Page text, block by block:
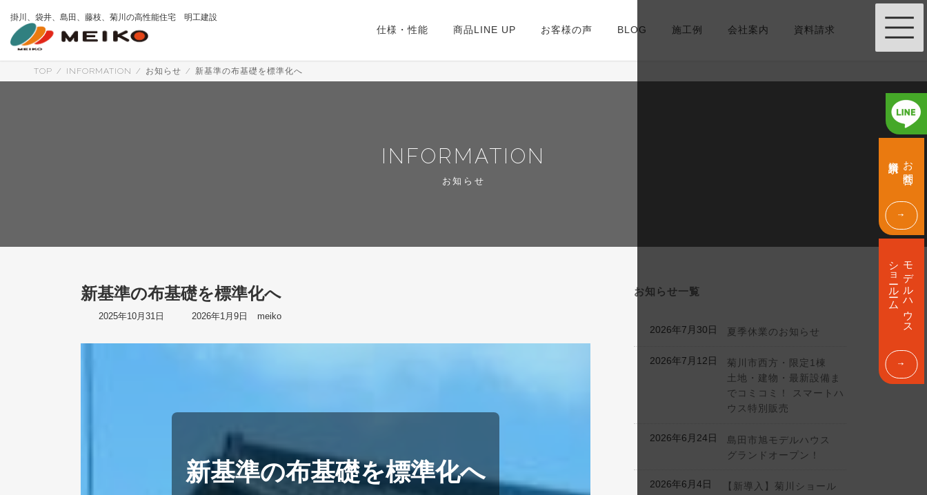
ス
ン
掛川、袋井、島田、藤枝、菊川の高性能住宅 明工建設
仕様・性能 商品LINE UP お客様の声 BLOG 施工例 会社案内 資料請求
TOP INFORMATION お知らせ 新基準の布基礎を標準化へ
INFORMATION
お知らせ
新基準の布基礎を標準化へ
2025年10月31日
最
2026年1月9日 meiko
新基準の布基礎を標準化へ
お知らせ一覧
2026年7月30日 夏季休業のお知らせ
2026年7月12日
菊川市西方・限定1棟
土地・建物・最新設備ま
でコミコミ！ スマートハ
ウス特別販売
2026年6月24日
島田市旭モデルハウス
グランドオープン！
2026年6月4日
【新導入】菊川ショール
お問合せ
モデルハウス
ショールーム